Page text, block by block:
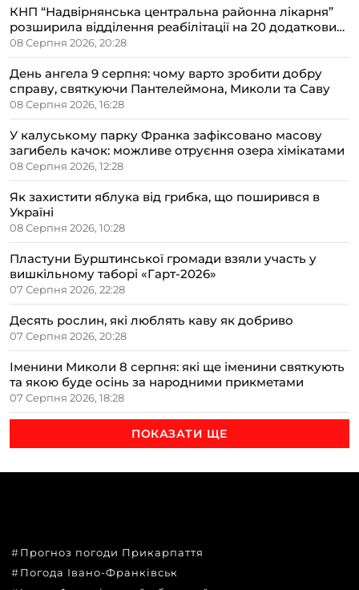
КНП “Надвірнянська центральна районна лікарня”
розширила відділення реабілітації на 20 додаткових
ліжок
08 Серпня 2026, 20:28
День ангела 9 серпня: чому варто зробити добру
справу, святкуючи Пантелеймона, Миколи та Саву
08 Серпня 2026, 16:28
У калуському парку Франка зафіксовано масову
загибель качок: можливе отруєння озера хімікатами
08 Серпня 2026, 12:28
Як захистити яблука від грибка, що поширився в
Україні
08 Серпня 2026, 10:28
Пластуни Бурштинської громади взяли участь у
вишкільному таборі «Гарт-2026»
07 Серпня 2026, 22:28
Десять рослин, які люблять каву як добриво
07 Серпня 2026, 20:28
Іменини Миколи 8 серпня: які ще іменини святкують
та якою буде осінь за народними прикметами
07 Серпня 2026, 18:28
ПОКАЗАТИ ЩЕ
Прогноз погоди Прикарпаття
Погода Івано-Франківськ